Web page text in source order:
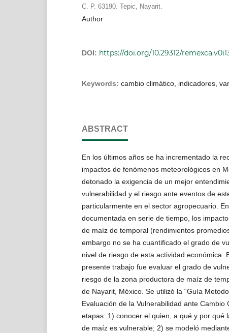
C. P. 63190. Tepic, Nayarit.
Author
DOI: https://doi.org/10.29312/
Keywords: cambio climático, indicadores,
ABSTRACT
En los últimos años se ha incrementado la
impactos de fenómenos meteorológicos en
detonado la exigencia de un mejor
vulnerabilidad y el riesgo ante eventos de
particularmente en el sector agropecuario.
documentada en serie de tiempo, los
de maíz de temporal (rendimientos
embargo no se ha cuantificado el grado de
nivel de riesgo de esta actividad económica.
presente trabajo fue evaluar el grado de
riesgo de la zona productora de maíz de
de Nayarit, México. Se utilizó la “Guía
Evaluación de la Vulnerabilidad ante Cambio
etapas: 1) conocer el quien, a qué y por qué
de maíz es vulnerable; 2) se modeló